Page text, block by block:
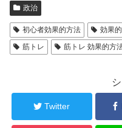
政治
初心者効果的方法 効果
筋トレ
筋トレ 効果的方
Twitter